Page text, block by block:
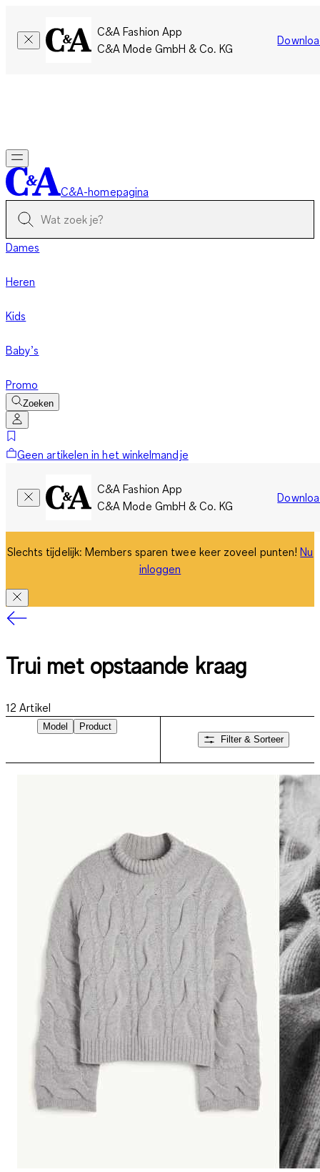
C&A Fashion App
C&A Mode GmbH & Co. KG
C&A-homepagina
Dames
Heren
Kids
Baby’s
Promo
Zoeken
Geen artikelen in het winkelmandje
C&A Fashion App
C&A Mode GmbH & Co. KG
Slechts tijdelijk: Members sparen twee keer zoveel punten!Nu
inloggen
Trui met opstaande kraag
12 Artikel
Model
Product
Filter & Sorteer